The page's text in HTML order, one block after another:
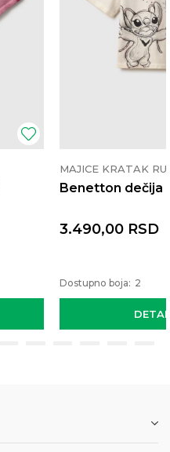
Benetton dečija
3.490,00 RSD
Dostupno boja: 2